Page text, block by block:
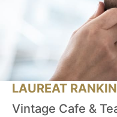
LAUREAT
Vintage Cafe &